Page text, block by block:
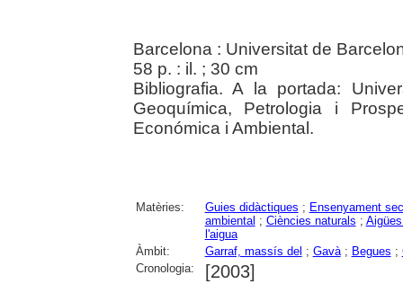
Barcelona : Universitat de
58 p. : il. ; 30 cm
Bibliografia. A la portada:
Geoquímica, Petrologia i
Económica i Ambiental.
Matèries: Guies didàctiques ; Ensenyament
ambiental ; Ciències naturals ;
l'aigua
Àmbit:
Garraf, massís del ; Gavà; Begues ;
Cronologia:
[2003]